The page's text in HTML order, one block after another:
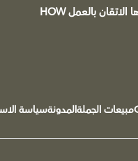
محمصة ومقهى C&B علامة سعودية مسجلة ®️ تقع في مدينة تبوك يقودها الشغف بالقهوة وشعارها الاتقان بالعمل HOW
مبيعات الجملةالمدونةسياسة